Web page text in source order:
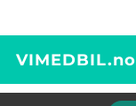
VIMEDBIL.no